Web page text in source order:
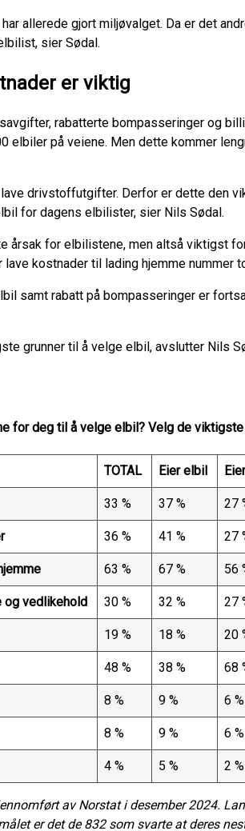
allerede gjort miljøvalget. Da er det
sier Sødal.
er viktig
rabatterte bompasseringer og
elbiler på veiene. Men dette kommer
drivstoffutgifter. Derfor er dette den
for dagens elbilister, sier Nils Sødal.
årsak for elbilistene, men altså viktigst
kostnader til lading hjemme nummer
samt rabatt på bompasseringer er
grunner til å velge elbil, avslutter Nils
for deg til å velge elbil? Velg de
TOTAL Eier elbil
33 % 37 % 27
36 % 41 % 27
63 % 67 % 56
og vedlikehold 30 % 32 % 27
19 % 18 % 20
48 % 38 % 68
8 % 9 % 6 %
8 % 9 % 6 %
4 % 5 % 2 %
av Norstat i desember 2024.
er det de 832 som svarte at deres